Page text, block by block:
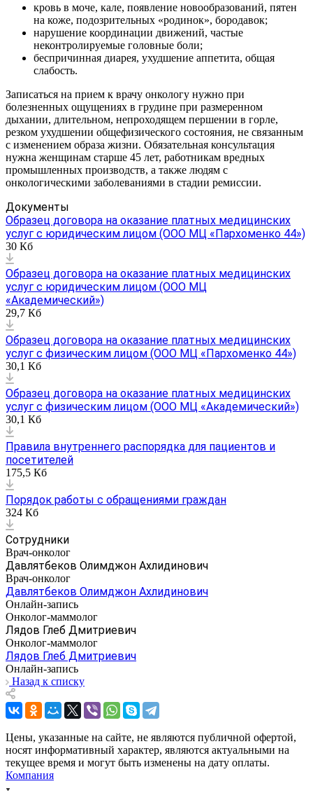
кровь в моче, кале, появление новообразований, пятен
на коже, подозрительных «родинок», бородавок;
нарушение координации движений, частые
неконтролируемые головные боли;
беспричинная диарея, ухудшение аппетита, общая
слабость.
Записаться на прием к врачу онкологу нужно при
болезненных ощущениях в грудине при размеренном
дыхании, длительном, непроходящем першении в горле,
резком ухудшении общефизического состояния, не связанным
с изменением образа жизни. Обязательная консультация
нужна женщинам старше 45 лет, работникам вредных
промышленных производств, а также людям с
онкологическими заболеваниями в стадии ремиссии.
Документы
Образец договора на оказание платных медицинских
услуг с юридическим лицом (ООО МЦ «Пархоменко 44»)
30 Кб
Образец договора на оказание платных медицинских
услуг с юридическим лицом (ООО МЦ
«Академический»)
29,7 Кб
Образец договора на оказание платных медицинских
услуг с физическим лицом (ООО МЦ «Пархоменко 44»)
30,1 Кб
Образец договора на оказание платных медицинских
услуг с физическим лицом (ООО МЦ «Академический»)
30,1 Кб
Правила внутреннего распорядка для пациентов и
посетителей
175,5 Кб
Порядок работы с обращениями граждан
324 Кб
Сотрудники
Врач-онколог
Давлятбеков Олимджон Ахлидинович
Врач-онколог
Давлятбеков Олимджон Ахлидинович
Онлайн-запись
Онколог-маммолог
Лядов Глеб Дмитриевич
Онколог-маммолог
Лядов Глеб Дмитриевич
Онлайн-запись
Назад к списку
Цены, указанные на сайте, не являются публичной офертой,
носят информативный характер, являются актуальными на
текущее время и могут быть изменены на дату оплаты.
Компания